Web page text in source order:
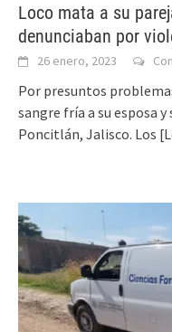
Loco mata a su
denunciaban por
26 enero, 2023
Por presuntos
sangre fría a su esposa
Poncitlán, Jalisco. Los